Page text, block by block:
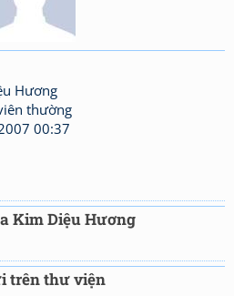
Hương
thường
00:37
Kim Diệu Hương
trên thư viện